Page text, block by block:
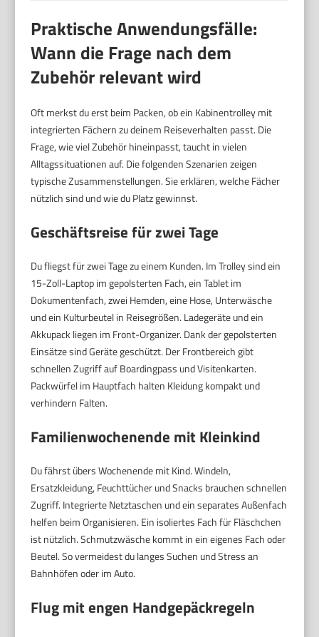
Praktische Anwendungsfälle:
Wann die Frage nach dem
Zubehör relevant wird
Oft merkst du erst beim Packen, ob ein Kabinentrolley mit
integrierten Fächern zu deinem Reiseverhalten passt. Die
Frage, wie viel Zubehör hineinpasst, taucht in vielen
Alltagssituationen auf. Die folgenden Szenarien zeigen
typische Zusammenstellungen. Sie erklären, welche Fächer
nützlich sind und wie du Platz gewinnst.
Geschäftsreise für zwei Tage
Du fliegst für zwei Tage zu einem Kunden. Im Trolley sind ein
15-Zoll-Laptop im gepolsterten Fach, ein Tablet im
Dokumentenfach, zwei Hemden, eine Hose, Unterwäsche
und ein Kulturbeutel in Reisegrößen. Ladegeräte und ein
Akkupack liegen im Front-Organizer. Dank der gepolsterten
Einsätze sind Geräte geschützt. Der Frontbereich gibt
schnellen Zugriff auf Boardingpass und Visitenkarten.
Packwürfel im Hauptfach halten Kleidung kompakt und
verhindern Falten.
Familienwochenende mit Kleinkind
Du fährst übers Wochenende mit Kind. Windeln,
Ersatzkleidung, Feuchttücher und Snacks brauchen schnellen
Zugriff. Integrierte Netztaschen und ein separates Außenfach
helfen beim Organisieren. Ein isoliertes Fach für Fläschchen
ist nützlich. Schmutzwäsche kommt in ein eigenes Fach oder
Beutel. So vermeidest du langes Suchen und Stress an
Bahnhöfen oder im Auto.
Flug mit engen Handgepäckregeln